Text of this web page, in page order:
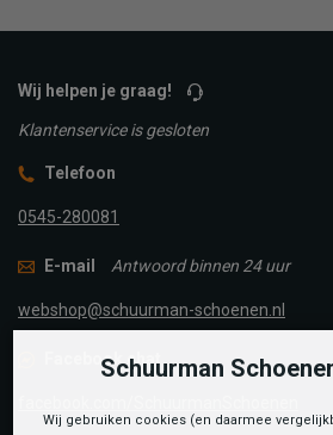
Wij helpen je graag!
Klantenservice is gesloten
Telefoon
0545-280081
E-mail Antwoord binnen 24 uur
webshop@schuurman-schoenen.nl
Facebook chatSchuurman
Wij gebruiken cookies (en daarmee